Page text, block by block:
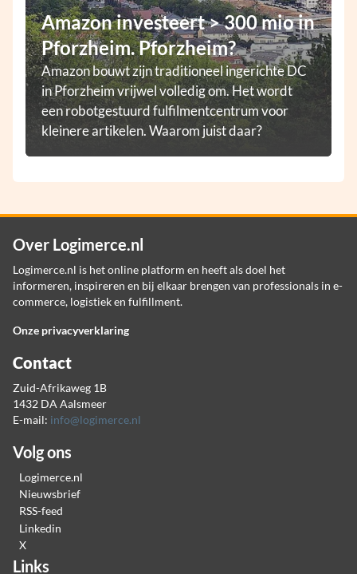
Amazon investeert > 300 mio in
Pforzheim. Pforzheim?
Amazon bouwt zijn traditioneel ingerichte DC
in Pforzheim vrijwel volledig om. Het wordt
een robotgestuurd fulfilmentcentrum voor
kleinere artikelen. Waarom juist daar?
Over Logimerce.nl
Logimerce.nl is het online platform en heeft als doel het
informeren, inspireren en bij elkaar brengen van professionals in e-
commerce, logistiek en fulfillment.
Onze privacyverklaring
Contact
Zuid-Afrikaweg 1B
1432 DA Aalsmeer
E-mail: info@logimerce.nl
Volg ons
Logimerce.nl
Nieuwsbrief
RSS-feed
Linkedin
X
Links